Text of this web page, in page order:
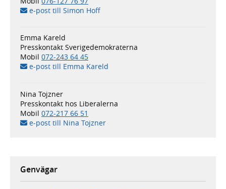
e-post till Simon Hoff
Emma Kareld
Presskontakt Sverigedemokraterna
Mobil 072-243 64 45
e-post till Emma Kareld
Nina Tojzner
Presskontakt hos Liberalerna
Mobil 072-217 66 51
e-post till Nina Tojzner
Genvägar